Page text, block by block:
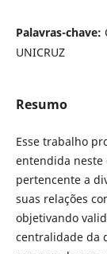
Palavras-chave:
UNICRUZ
Resumo
Esse trabalho
entendida neste
pertencente a
suas relações
objetivando
centralidade da